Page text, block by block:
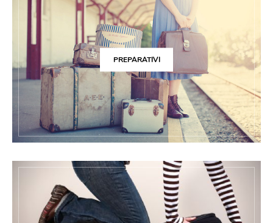
PREPARATIVI